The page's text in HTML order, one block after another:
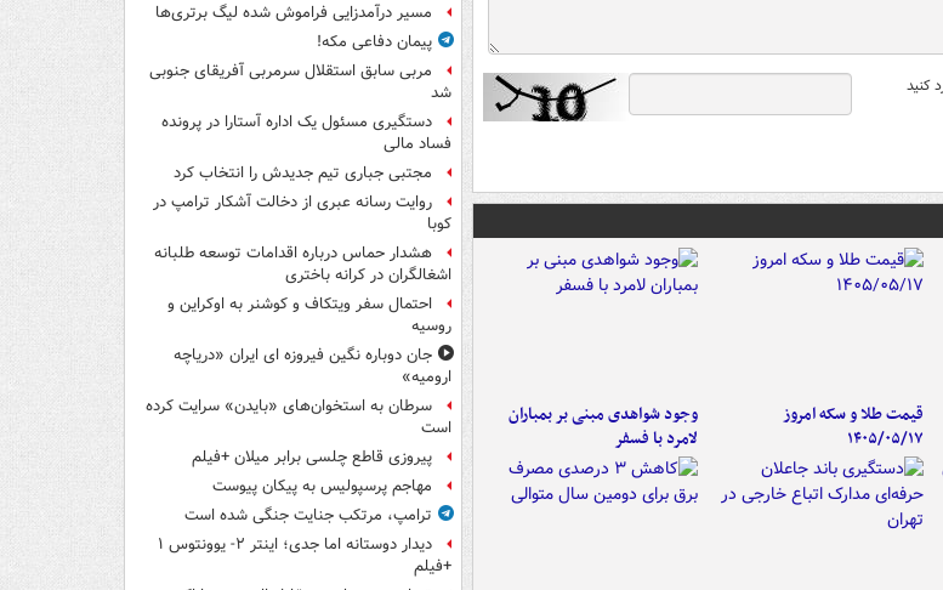
کنید
قیمت طلا و سکه امروز
۱۴۰۵/۰۵/۱۷
وجود شواهدی مبنی بر بمباران
لامرد با فسفر
مسیر درآمدزایی فراموش شده لیگ برتری‌ها
پیمان دفاعی مکه!
مربی سابق استقلال سرمربی آفریقای جنوبی
شد
دستگیری مسئول یک اداره آستارا در پرونده
فساد مالی
مجتبی جباری تیم جدیدش را انتخاب کرد
روایت رسانه عبری از دخالت آشکار ترامپ در
کوبا
هشدار حماس درباره اقدامات توسعه طلبانه
اشغالگران در کرانه باختری
احتمال سفر ویتکاف و کوشنر به اوکراین و
روسیه
جان دوباره نگین فیروزه ای ایران «دریاچه
ارومیه»
سرطان به استخوان‌های «بایدن» سرایت کرده
است
پیروزی قاطع چلسی برابر میلان +فیلم
مهاجم پرسپولیس به پیکان پیوست
ترامپ، مرتکب جنایت جنگی شده است
دیدار دوستانه اما جدی؛ اینتر ۲- یوونتوس ۱
+فیلم